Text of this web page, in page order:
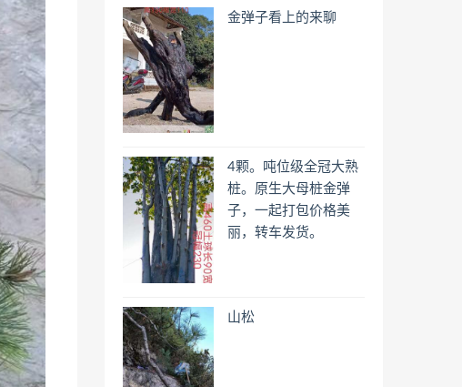
金弹子看上的来聊
4颗。吨位级全冠大熟
桩。原生大母桩金弹
子，一起打包价格美
丽，转车发货。
山松